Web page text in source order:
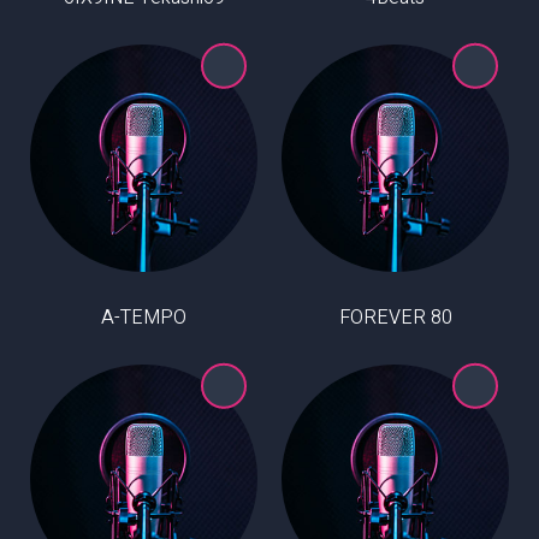
80 FOREVER
A-TEMPO